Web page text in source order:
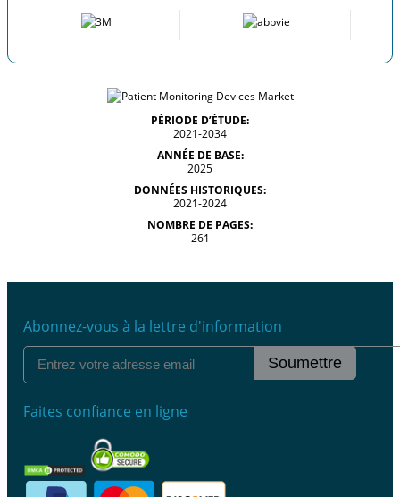
PÉRIODE D’ÉTUDE:
2021-2034
ANNÉE DE BASE:
2025
DONNÉES HISTORIQUES:
2021-2024
NOMBRE DE PAGES:
261
Abonnez-vous à la lettre d'information
Soumettre
Faites confiance en ligne